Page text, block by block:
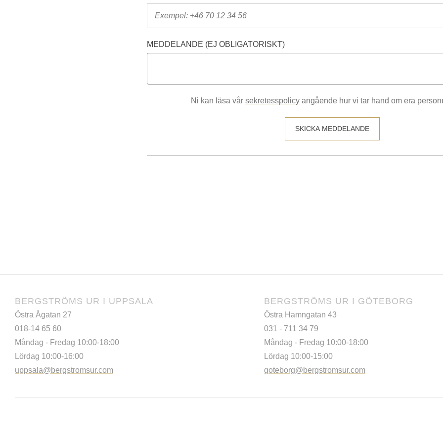
MEDDELANDE (EJ OBLIGATORISKT)
Ni kan läsa vår sekretesspolicy angående hur vi tar hand om era
SKICKA MEDDELANDE
BERGSTRÖMS UR I UPPSALA
Östra Ågatan 27
018-14 65 60
Måndag - Fredag 10:00-18:00
Lördag 10:00-16:00
uppsala@bergstromsur.com
BERGSTRÖMS UR I GÖTEBORG
Östra Hamngatan 43
031 - 711 34 79
Måndag - Fredag 10:00-18:00
Lördag 10:00-15:00
goteborg@bergstromsur.com